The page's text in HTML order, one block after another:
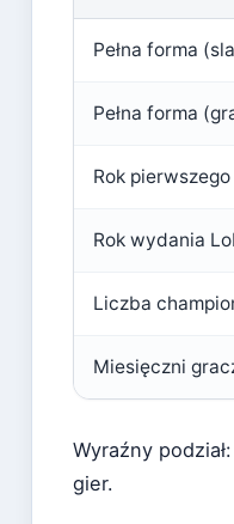
Pełna forma
Pełna forma
Rok
Rok wydania
Liczba
Miesięczni
Wyraźny
gier.